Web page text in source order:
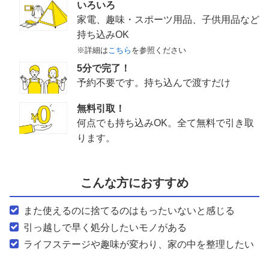
いろいろ
家電、趣味・スポーツ用品、子供用品など
持ち込みOK
※詳細はこちら を参照ください
5分で完了！
予約不要です。持ち込んで渡すだけ
無料引取！
何点でも持ち込みOK。全て無料で引き取
ります。
こんな方におすすめ
また使えるのに捨てるのはもったいないと感じる
引っ越しで早く処分したいモノがある
ライフステージや趣味が変わり、家の中を整理したい